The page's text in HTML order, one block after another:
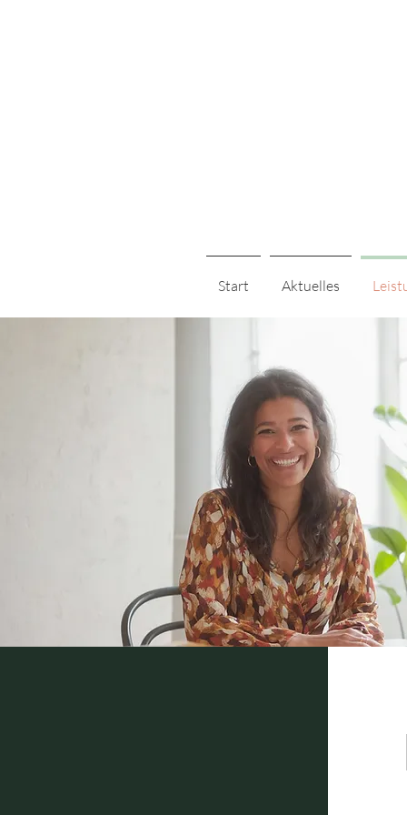
Start Aktuelles